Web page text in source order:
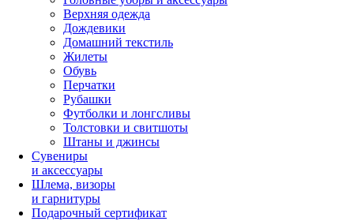
Верхняя одежда
Дождевики
Домашний текстиль
Жилеты
Обувь
Перчатки
Рубашки
Футболки и лонгсливы
Толстовки и свитшоты
Штаны и джинсы
Сувениры
и аксессуары
Шлема, визоры
и гарнитуры
Подарочный сертификат